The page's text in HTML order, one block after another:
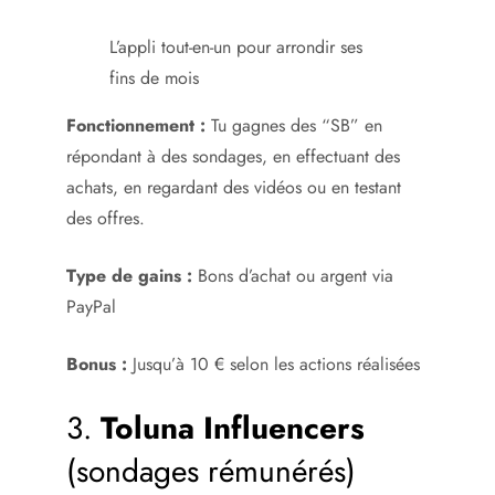
L’appli tout-en-un pour arrondir ses
fins de mois
Fonctionnement : Tu gagnes des “SB” en
répondant à des sondages, en effectuant des
achats, en regardant des vidéos ou en testant
des offres.
Type de gains : Bons d’achat ou argent via
PayPal
Bonus : Jusqu’à 10 € selon les actions réalisées
3. Toluna Influencers
(sondages rémunérés)